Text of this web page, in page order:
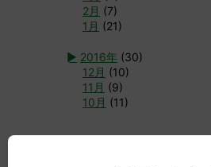
2月 (7)
1月 (21)
► 2016年 (30)
12月 (10)
11月 (9)
10月 (11)